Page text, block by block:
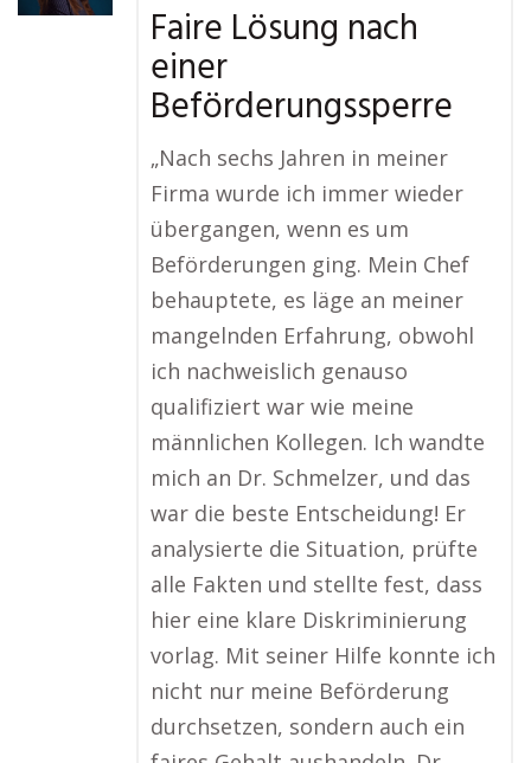
Faire Lösung nach
einer
Beförderungssperre
„Nach sechs Jahren in meiner
Firma wurde ich immer wieder
übergangen, wenn es um
Beförderungen ging. Mein Chef
behauptete, es läge an meiner
mangelnden Erfahrung, obwohl
ich nachweislich genauso
qualifiziert war wie meine
männlichen Kollegen. Ich wandte
mich an Dr. Schmelzer, und das
war die beste Entscheidung! Er
analysierte die Situation, prüfte
alle Fakten und stellte fest, dass
hier eine klare Diskriminierung
vorlag. Mit seiner Hilfe konnte ich
nicht nur meine Beförderung
durchsetzen, sondern auch ein